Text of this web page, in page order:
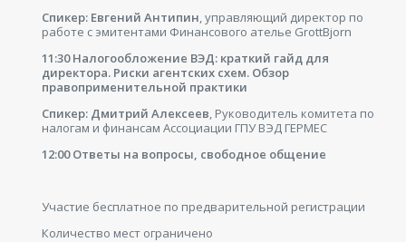
Спикер: Евгений Антипин, управляющий директор по
работе с эмитентами Финансового ателье GrottBjorn
11:30 Налогообложение ВЭД: краткий гайд для
директора. Риски агентских схем. Обзор
правоприменительной практики
Спикер: Дмитрий Алексеев, Руководитель комитета по
налогам и финансам Ассоциации ГПУ ВЭД ГЕРМЕС
12:00 Ответы на вопросы, свободное общение
Участие бесплатное по предварительной регистрации
Количество мест ограничено